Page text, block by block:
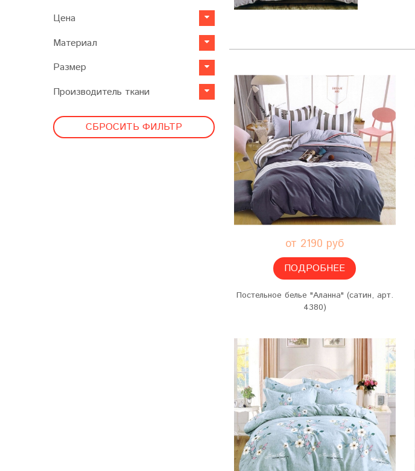
Цена
Материал
Размер
Производитель ткани
СБРОСИТЬ ФИЛЬТР
от 2190 руб
ПОДРОБНЕЕ
Постельное белье "Аланна" (сатин, арт.
4380)